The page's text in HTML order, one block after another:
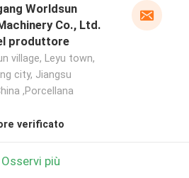
Worldsun
Co., Ltd.
produttore
village, Leyu town,
city, Jiangsu
,Porcellana
verificato
Osservi più